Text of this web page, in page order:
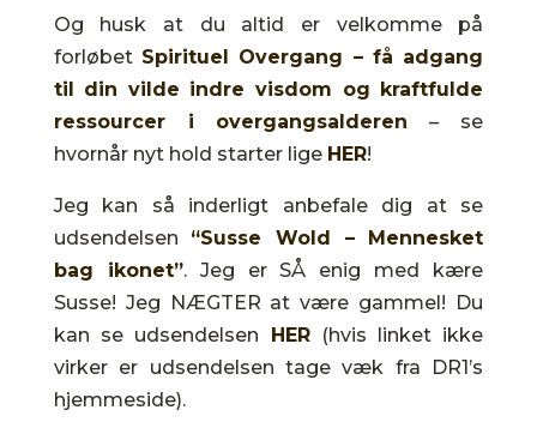
Og husk at du altid er velkomme på
forløbet Spirituel Overgang – få adgang
til din vilde indre visdom og kraftfulde
ressourcer i overgangsalderen – se
hvornår nyt hold starter lige HER!
Jeg kan så inderligt anbefale dig at se
udsendelsen “Susse Wold – Mennesket
bag ikonet”. Jeg er SÅ enig med kære
Susse! Jeg NÆGTER at være gammel! Du
kan se udsendelsen HER(hvis linket ikke
virker er udsendelsen tage væk fra DR1’s
hjemmeside).